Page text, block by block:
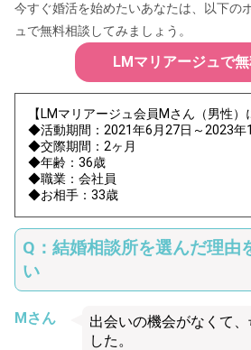
今すぐ婚活を始めたいあなたは、以下の
ュで無料相談してみましょう。
LMマリアージュで
【LMマリアージュ会員Ⅿさん（男性）
◆活動期間：2021年6月27日～2023
◆交際期間：2ヶ月
◆年齢：36歳
◆職業：会社員
◆お相手：33歳
Q：結婚相談所を選んだ理由
い
Mさん
出会いの機会がなくて
した。